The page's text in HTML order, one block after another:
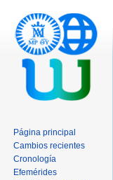
Página principal
Cambios recientes
Cronología
Efemérides